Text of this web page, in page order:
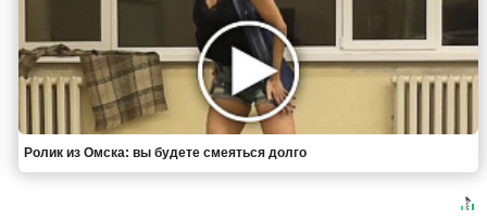
Ролик из Омска: вы будете смеяться долго